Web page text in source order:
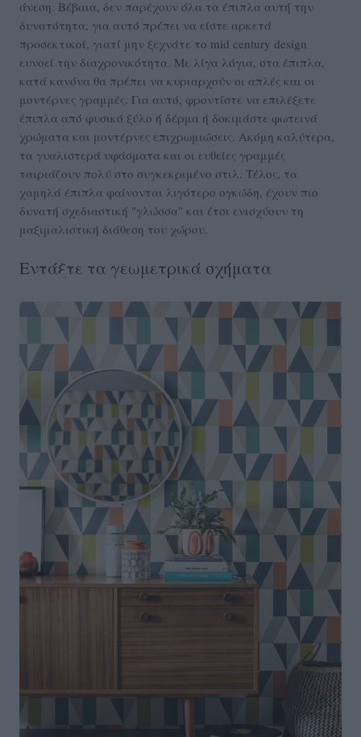
άνεση. Βέβαια, δεν παρέχουν όλα τα έπιπλα αυτή την
δυνατότητα, για αυτό πρέπει να είστε αρκετά
προσεκτικοί, γιατί μην ξεχνάτε το mid century design
ευνοεί την διαχρονικότητα. Με λίγα λόγια, στα έπιπλα,
κατά κανόνα θα πρέπει να κυριαρχούν οι απλές και οι
μοντέρνες γραμμές. Για αυτό, φροντίστε να επιλέξετε
έπιπλα από φυσικό ξύλο ή δέρμα ή δοκιμάστε φωτεινά
χρώματα και μοντέρνες επιχρωμιώσεις. Ακόμη καλύτερα,
τα γυαλιστερά υφάσματα και οι ευθείες γραμμές
ταιριάζουν πολύ στο συγκεκριμένο στιλ. Τέλος, τα
χαμηλά έπιπλα φαίνονται λιγότερο ογκώδη, έχουν πιο
δυνατή σχεδιαστική "γλώσσα" και έτσι ενισχύουν τη
μαξιμαλιστική διάθεση του χώρου.
Εντάξτε τα γεωμετρικά σχήματα